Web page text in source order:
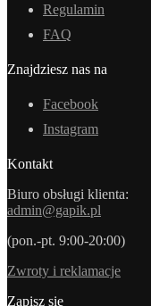
Regulamin
FAQ
Znajdziesz nas na
Facebook
Instagram
Kontakt
Biuro obsługi klienta:
admin@gapik.pl
(pon.-pt. 9:00-20:00)
Zwroty i reklamacje
Zapisz się